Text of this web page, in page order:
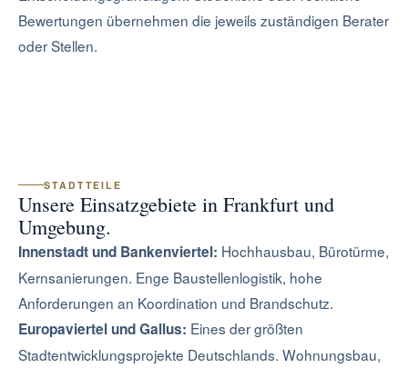
Bewertungen übernehmen die jeweils zuständigen Berater
oder Stellen.
STADTTEILE
Unsere Einsatzgebiete in Frankfurt und
Umgebung.
Innenstadt und Bankenviertel: Hochhausbau, Bürotürme,
Kernsanierungen. Enge Baustellenlogistik, hohe
Anforderungen an Koordination und Brandschutz.
Europaviertel und Gallus: Eines der größten
Stadtentwicklungsprojekte Deutschlands. Wohnungsbau,